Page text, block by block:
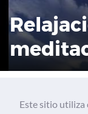
Este sitio utiliza